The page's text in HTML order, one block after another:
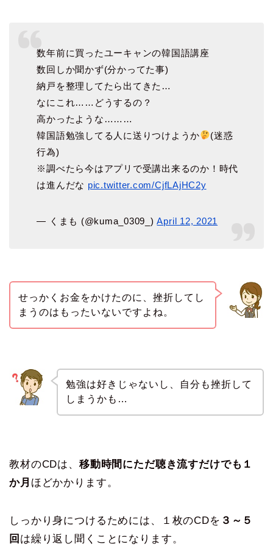
数年前に買ったユーキャンの韓国語講座
数回しか聞かず(分かってた事)
納戸を整理してたら出てきた…
なにこれ……どうするの？
高かったような………
韓国語勉強してる人に送りつけようか
(迷惑
行為)
※調べたら今はアプリで受講出来るのか！時代
は進んだな pic.twitter.com/CjfLAjHC2y
— くまも (@kuma_0309_)April 12, 2021
せっかくお金をかけたのに、挫折してし
まうのはもったいないですよね。
勉強は好きじゃないし、自分も挫折して
しまうかも…
教材のCDは、 移動時間にただ聴き流すだけでも１
か月 ほどかかります。
しっかり身につけるためには、１枚のCDを ３～５
回 は繰り返し聞くことになります。